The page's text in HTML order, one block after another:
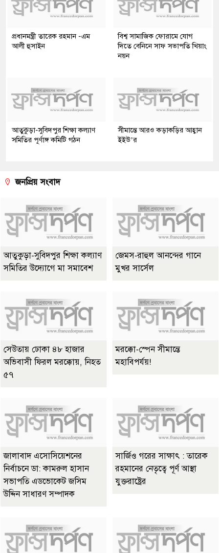
প্রধানমন্ত্রী তারেক রহমান -এম
আলী হুসাইন
বিশ্ব সামাজিক ফোরামে যোগ
দিতে বেনিনে সাফ সভাপতি খিয়াং
নয়ন
আতুকুড়া-সুবিদপুর শিক্ষা কল্যাণ
সমিতির পূর্ণাঙ্গ কমিটি গঠন
সীমান্তে আরও কড়াকড়ির আহ্বান
ইইউ’র
জনপ্রিয় সংবাদ
আতুকুড়া-সুবিদপুর শিক্ষা কল্যাণ
সমিতির উদ্যোগে মা সমাবেশ
জেমস-রাহুল আনন্দের গানে
মুখর সার্সেল
সেউতায় ঢোকা ৪৮ হাজার
অভিবাসী ফিরল মরক্কোয়, নিহত
৫৭
মরক্কো-স্পেন সীমান্তে
মহাবিপর্যয়!
জালাবাদ এসোসিয়েশনের
নির্বাচনে ডা: কামরুল হাসান
সভাপতি এডভোকেট জসিম
উদ্দিন সাধারণ সম্পাদক
সার্জিও গরের সাক্ষাৎ : তারেক
রহমানের নেতৃত্বে পূর্ণ আস্থা
যুক্তরাষ্ট্রের